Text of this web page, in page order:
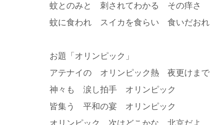
蚊とのみと 刺されてわかる その痒さ
蚊に食われ スイカを食らい 食いだおれ
お題「オリンピック」
アテナイの オリンピック熱 夜更けまで
神々も 涙し拍手 オリンピック
皆集う 平和の宴 オリンピック